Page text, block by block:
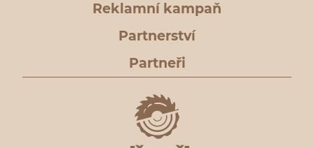
Reklamní kampaň
Partnerství
Partneři